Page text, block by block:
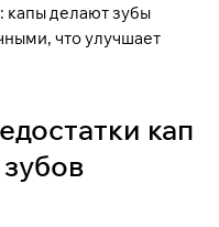
капы делают зубы
что улучшает
кап